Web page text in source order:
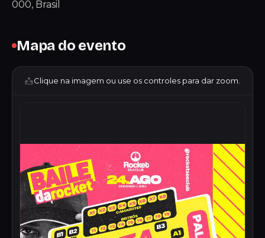
000, Brasil
Mapa do evento
Clique na imagem ou use os controles para dar zoom.